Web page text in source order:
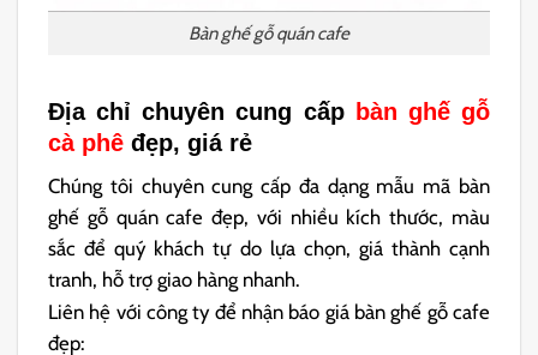
Bàn ghế gỗ quán cafe
Địa chỉ chuyên cung cấp bàn ghế gỗ
cà phê đẹp, giá rẻ
Chúng tôi chuyên cung cấp đa dạng mẫu mã bàn
ghế gỗ quán cafe đẹp, với nhiều kích thước, màu
sắc để quý khách tự do lựa chọn, giá thành cạnh
tranh, hỗ trợ giao hàng nhanh.
Liên hệ với công ty để nhận báo giá bàn ghế gỗ cafe
đẹp: